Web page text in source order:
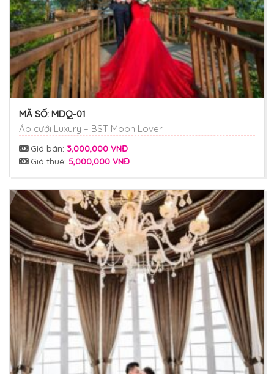
MÃ SỐ: MDQ-01
Áo cưới Luxury – BST Moon Lover
Giá bán: 3,000,000 VNĐ
Giá thuê: 5,000,000 VNĐ